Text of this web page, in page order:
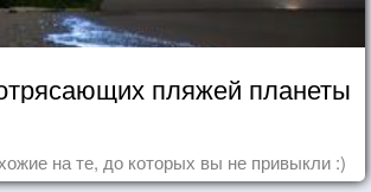
пляжей планеты
на те, до которых вы не привыкли :)